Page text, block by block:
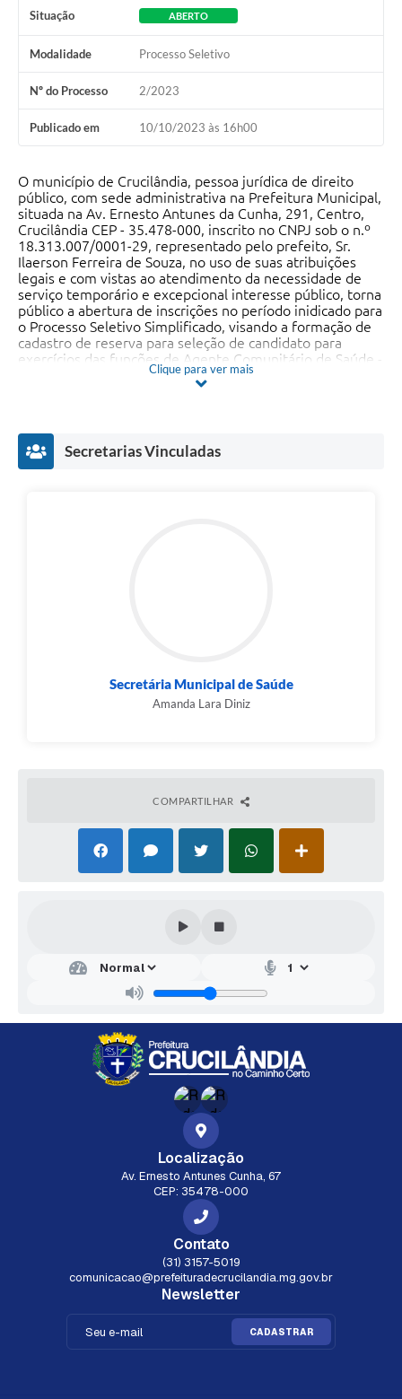
Situação ABERTO
Modalidade Processo Seletivo
Nº do Processo 2/2023
Publicado em 10/10/2023 às 16h00
O município de Crucilândia, pessoa jurídica de direito
público, com sede administrativa na Prefeitura Municipal,
situada na Av. Ernesto Antunes da Cunha, 291, Centro,
Crucilândia CEP - 35.478-000, inscrito no CNPJ sob o n.º
18.313.007/0001-29, representado pelo prefeito, Sr.
Ilaerson Ferreira de Souza, no uso de suas atribuições
legais e com vistas ao atendimento da necessidade de
serviço temporário e excepcional interesse público, torna
público a abertura de inscrições no período inidicado para
o Processo Seletivo Simplificado, visando a formação de
cadastro de reserva para seleção de candidato para
exercícios das funções de Agente Comunitário de Saúde -
ACS e Agente de Combate a Endemias - ACE, constantes
no anexo I, deste edital, em conformidade com a Lei
Complementar Municipal nº 176/2023, que "Dispõe
sobre o Novo Plano de Cargas, Carreiras e Vencimentos
do Pessoal Geral Efetivo, exceto do Pessoal Efetivo do
Clique para ver mais
Secretarias Vinculadas
Secretária Municipal de Saúde
Amanda Lara Diniz
COMPARTILHAR
Localização
Av. Ernesto Antunes Cunha, 67
CEP: 35478-000
Contato
(31) 3157-5019
comunicacao@prefeituradecrucilandia.mg.gov.br
Newsletter
CADASTRAR